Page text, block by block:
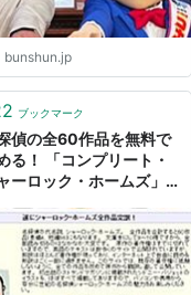
bunshun.jp
ブックマーク
偵の全60作品を無料で
る！ 「コンプリート・
ーロック・ホームズ」が